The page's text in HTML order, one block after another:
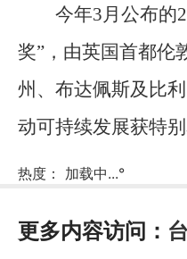
今年3月公布的
奖”，由英国首都伦
州、布达佩斯及比
动可持续发展获特别
热度： 加载中...°
更多内容访问：